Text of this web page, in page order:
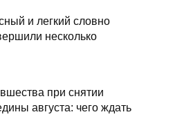
и легкий словно
несколько
при снятии
августа: чего ждать